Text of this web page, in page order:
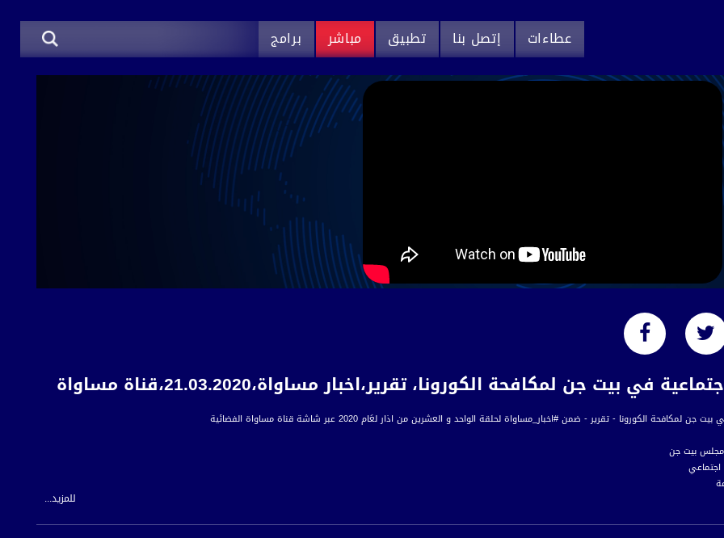
عطاءات إتصل بنا تطبيق مباشر برامج
في بيت جن لمكافحة الكورونا، تقرير،اخبار مساواة،21.03.2020،قناة مساواة
لمكافحة الكورونا - تقرير - ضمن #اخبار_مساواة لحلقة الواحد و العشرين من اذار لعَام 2020 عبر شاشة قناة مساواة الفضائية
بيت جن
للمزيد...